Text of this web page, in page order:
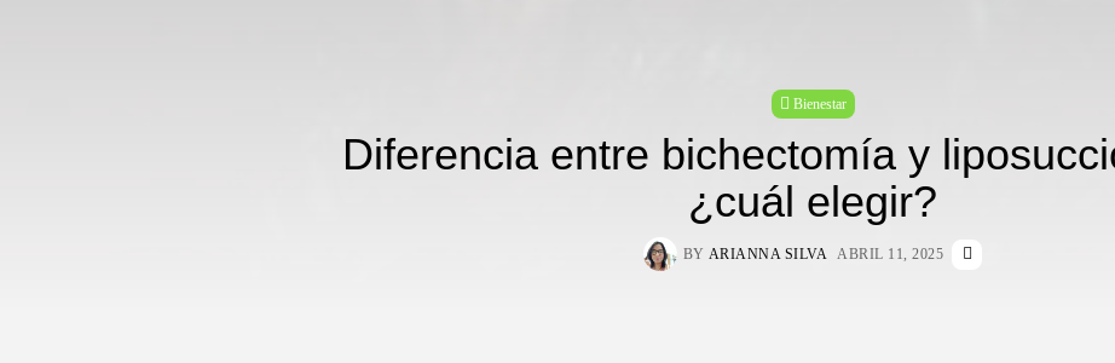
Bienestar
Diferencia entre bichectomía y
¿cuál elegir?
BY ARIANNA SILVA ABRIL 11, 2025